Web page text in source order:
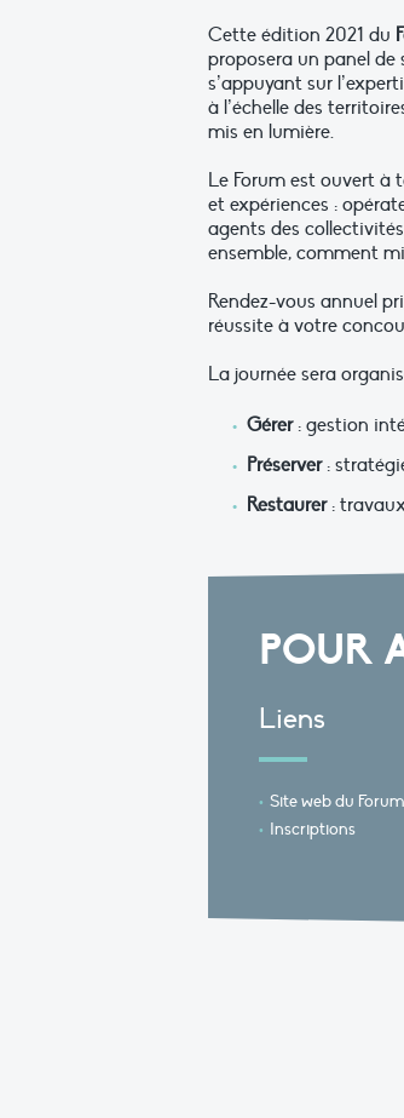
Cette édition 2021 du
proposera un panel
s’appuyant sur
à l’échelle des
mis en lumière.
Le Forum est ouvert à
et expériences :
agents des
ensemble, comment
Rendez-vous annuel
réussite à votre
La journée sera
Gérer: gestion
Préserver:
Restaurer:
POUR
Liens
Site web du
Inscriptions